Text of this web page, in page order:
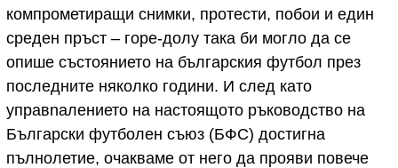
компрометиращи снимки, протести, побои и един
среден пръст – горе-долу така би могло да се
опише състоянието на българския футбол през
последните няколко години. И след като
управnaлението на настоящото ръководство на
Български футболен съюз (БФС) достигна
пълнолетие, очакваме от него да прояви повече